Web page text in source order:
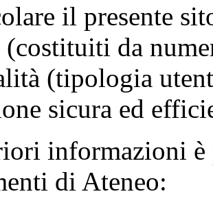
il presente
(costituiti da
(tipologia
sicura ed
informazioni è
di Ateneo: